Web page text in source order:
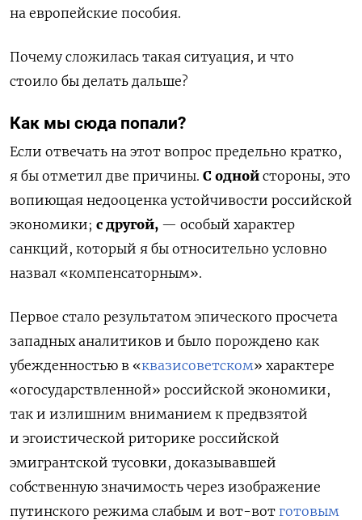
на европейские пособия.
Почему сложилась такая ситуация, и что
стоило бы делать дальше?
Как мы сюда попали?
Если отвечать на этот вопрос предельно кратко,
я бы отметил две причины. С одной стороны, это
вопиющая недооценка устойчивости российской
экономики; с другой, — особый характер
санкций, который я бы относительно условно
назвал «компенсаторным».
Первое стало результатом эпического просчета
западных аналитиков и было порождено как
убежденностью в «квазисоветском» характере
«огосударствленной» российской экономики,
так и излишним вниманием к предвзятой
и эгоистической риторике российской
эмигрантской тусовки, доказывавшей
собственную значимость через изображение
путинского режима слабым и вот-вот готовым